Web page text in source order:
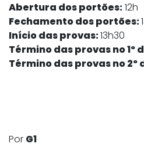
Abertura dos portões:12h
Fechamento dos portões:
Início das provas:13h30
Término das provas no 1º
Término das provas no 2º
Por G1